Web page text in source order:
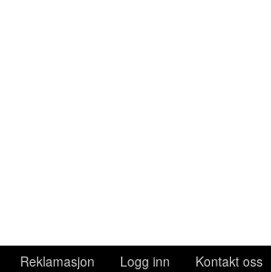
Reklamasjon Logg inn Kontakt oss